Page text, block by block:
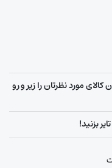
مورد نظرتان را زیر و رو
بزنید!